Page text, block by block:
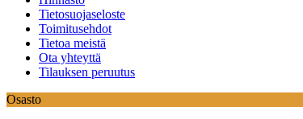
Tietosuojaseloste
Toimitusehdot
Tietoa meistä
Ota yhteyttä
Tilauksen peruutus
Osasto